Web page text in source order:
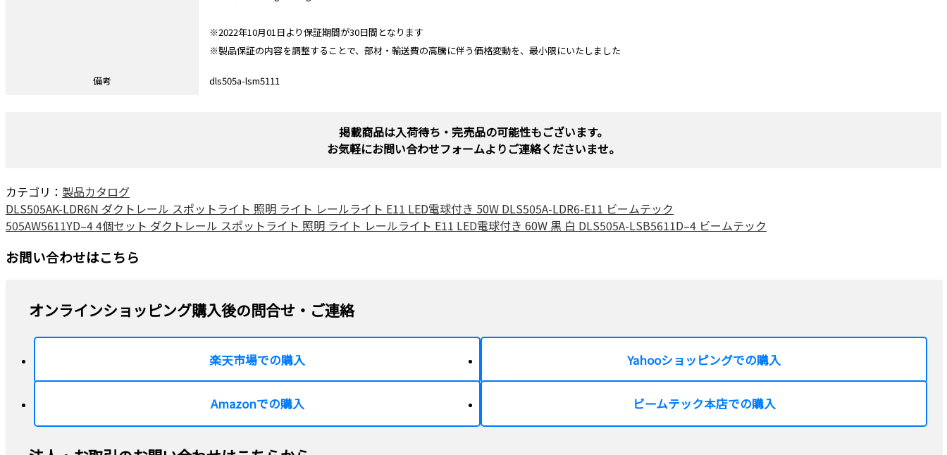
※2022年10月01日より保証期間が30日間となります
※製品保証の内容を調整することで、部材・輸送費の高騰に伴う価格変動を、最小限にいたしました
備考 dls505a-lsm5111
掲載商品は入荷待ち・完売品の可能性もございます。
お気軽にお問い合わせフォームよりご連絡くださいませ。
カテゴリ： 製品カタログ
DLS505AK-LDR6N ダクトレール スポットライト 照明 ライト レールライト E11 LED電球付き 50W DLS505A-LDR6-E11 ビームテック
505AW5611YD–4 4個セット ダクトレール スポットライト 照明 ライト レールライト E11 LED電球付き 60W 黒 白 DLS505A-LSB5611D–4 ビームテック
お問い合わせはこちら
オンラインショッピング購入後の問合せ・ご連絡
楽天市場での購入 Yahooショッピングでの購入
Amazonでの購入 ビームテック本店での購入